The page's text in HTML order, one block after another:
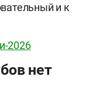
и к
2026
нет